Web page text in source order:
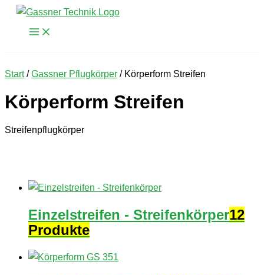
Zum
Start/Gassner Pflugkörper / Körperform Streifen
Körperform Streifen
Streifenpflugkörper
Einzelstreifen - Streifenkörper12
Produkte